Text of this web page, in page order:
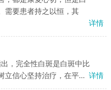
需要患者持之以恒，其
详情
，完全性白斑是白斑中比
立信心坚持治疗，在平... 详情